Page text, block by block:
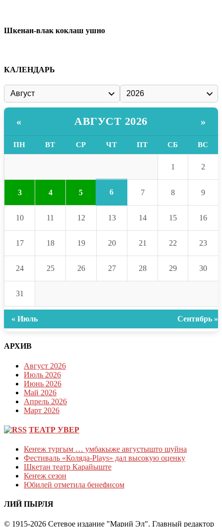
Шкенан-влак коклаш ушно
КАЛЕНДАРЬ
« АВГУСТ 2026 »
ПН ВТ СР ЧТ ПТ СБ ВС
1 2
3 4 5 6 7 8 9
10 11 12 13 14 15 16
17 18 19 20 21 22 23
24 25 26 27 28 29 30
31
« Июль Сентябрь »
АРХИВ
Август 2026
Июль 2026
Июнь 2026
Май 2026
Апрель 2026
Март 2026
ТЕАТР УВЕР
Кеҥеж тургым … умбакыже августышто шуйна
Фестиваль «Коляда-Plays» дал высокую оценку
Шкетан театр Карайыште
Кеҥеж сезон
Юбилей отметила бенефисом
ЛИЙ ПЫРЛЯ
© 1915-2026 Сетевое издание "Марий Эл". Главный редактор